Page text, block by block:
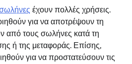
έχουν πολλές χρήσεις.
για να αποτρέψουν τη
από τους σωλήνες κατά τη
ή της μεταφοράς. Επίσης,
για να προστατεύσουν τις